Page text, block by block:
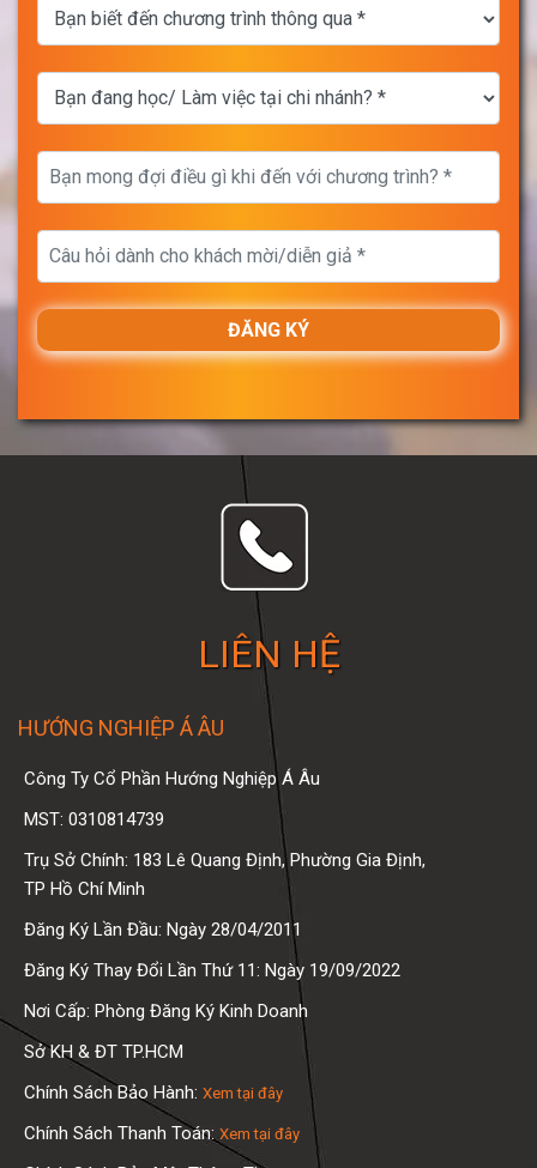
LIÊN HỆ
HƯỚNG NGHIỆP Á ÂU
Công Ty Cổ Phần Hướng Nghiệp Á Âu
MST: 0310814739
Trụ Sở Chính: 183 Lê Quang Định, Phường Gia Định,
TP Hồ Chí Minh
Đăng Ký Lần Đầu: Ngày 28/04/2011
Đăng Ký Thay Đổi Lần Thứ 11: Ngày 19/09/2022
Nơi Cấp: Phòng Đăng Ký Kinh Doanh
Sở KH & ĐT TP.HCM
Chính Sách Bảo Hành: Xem tại đây
Chính Sách Thanh Toán: Xem tại đây